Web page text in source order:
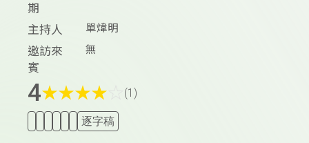
期
主持人 單煒明
邀訪來
賓
無
4★★★★ (1)
逐字稿